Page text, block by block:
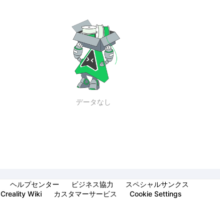
データなし
ヘルプセンター ビジネス協力
スペシャルサンクス
Creality Wiki カスタマーサービス Cookie Settings